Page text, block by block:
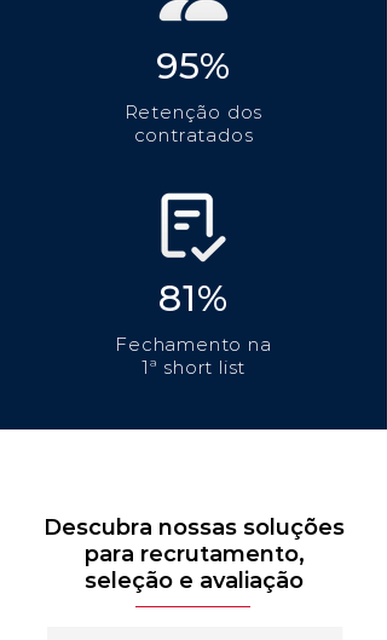
95%
Retenção dos
contratados
81%
Fechamento na
1ª short list
Descubra nossas soluções
para recrutamento,
seleção e avaliação